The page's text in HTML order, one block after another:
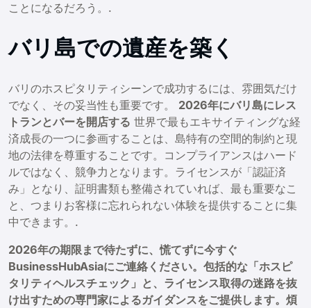
ことになるだろう。.
バリ島での遺産を築く
バリのホスピタリティシーンで成功するには、雰囲気だけ
でなく、その妥当性も重要です。 2026年にバリ島にレス
トランとバーを開店する 世界で最もエキサイティングな経
済成長の一つに参画することは、島特有の空間的制約と現
地の法律を尊重することです。コンプライアンスはハード
ルではなく、競争力となります。ライセンスが「認証済
み」となり、証明書類も整備されていれば、最も重要なこ
と、つまりお客様に忘れられない体験を提供することに集
中できます。.
2026年の期限まで待たずに、慌てずに今すぐ
BusinessHubAsiaにご連絡ください。包括的な「ホスピ
タリティヘルスチェック」と、ライセンス取得の迷路を抜
け出すための専門家によるガイダンスをご提供します。煩